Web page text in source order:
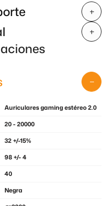
Auriculares gaming estéreo 2.0
20 - 20000
32 +/-15%
98 +/- 4
40
Negra